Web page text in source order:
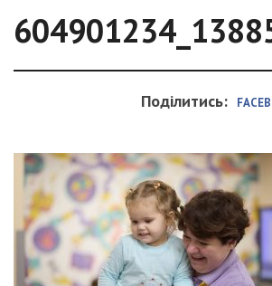
Поділитись: